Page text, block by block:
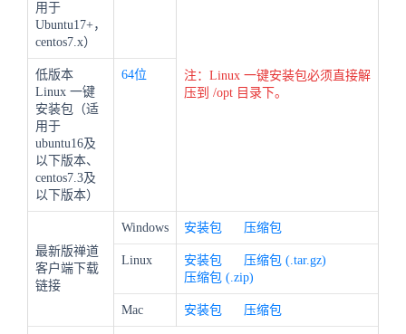
用于
Ubuntu17+，
centos7.x）
注：Linux 一键安装包必须直接解
压到 /opt 目录下。
低版本
Linux 一键
安装包（适
用于
ubuntu16及
以下版本、
centos7.3及
以下版本）
64位
最新版禅道
客户端下载
链接
Windows 安装包 压缩包
Linux 安装包
压缩包 (.tar.gz)
压缩包 (.zip)
Mac 安装包 压缩包